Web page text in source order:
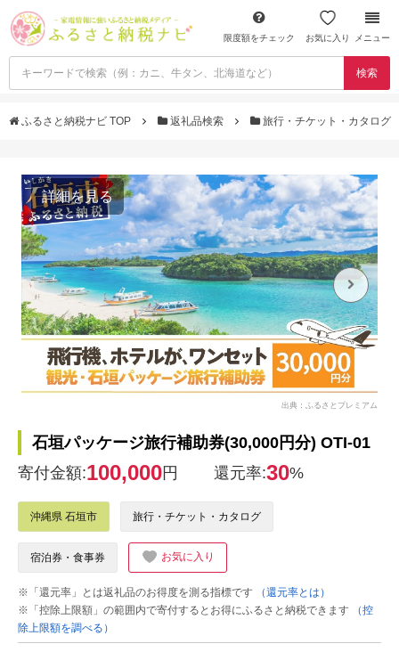
限度額をチェック お気に入り メニュー
検索
ふるさと納税ナビ TOP 返礼品検索 旅行・チケット・カタログ
詳細を見る
出典：ふるさとプレミアム
石垣パッケージ旅行補助券(30,000円分) OTI-01
寄付金額:100,000円 還元率:30%
沖縄県 石垣市 旅行・チケット・カタログ
宿泊券・食事券 お気に入り
※「還元率」とは返礼品のお得度を測る指標です
（還元率とは）
※「控除上限額」の範囲内で寄付するとお得にふるさと納税できます
（控
除上限額を調べる）